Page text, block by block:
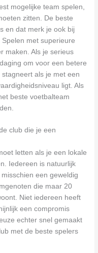
mogelijke team spelen,
zitten. De beste
en dat merk je ook bij
met superieure
maken. Als je serieus
om voor een betere
als je met een
ligt. Als
beste voetbalteam
club die je een
letten als je een lokale
Iedereen is natuurlijk
een geweldig
die maar 20
Niet iedereen heeft
een compromis
echter snel gemaakt
met de beste spelers